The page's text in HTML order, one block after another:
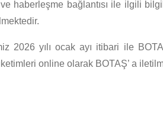
haberleşme bağlantısı ile ilgili
2026 yılı ocak ayı itibari ile
online olarak BOTAŞ’ a